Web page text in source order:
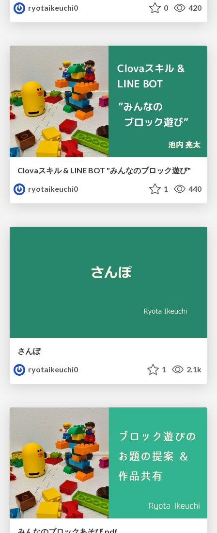
ryotaikeuchi0 0 420
Clovaスキル & LINE BOT "みんなのブロック遊び"
ryotaikeuchi0
1 440
さんぽ
ryotaikeuchi0
1 2.1k